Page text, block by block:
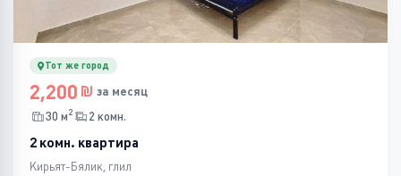
Тот же город
2,200
за месяц
30 м2 2 комн.
2 комн. квартира
Кирьят-Бялик, глил